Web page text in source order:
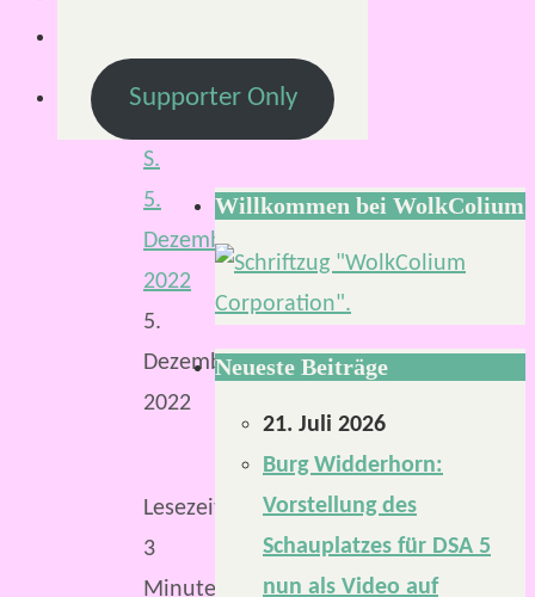
S.
5.
Dezember
2022
5.
Dezember
2022
Lesezeit:
3
Minuten
Supporter Only
Willkommen bei WolkColium
Neueste Beiträge
21. Juli 2026
Burg Widderhorn:
Vorstellung des
Schauplatzes für DSA 5
nun als Video auf